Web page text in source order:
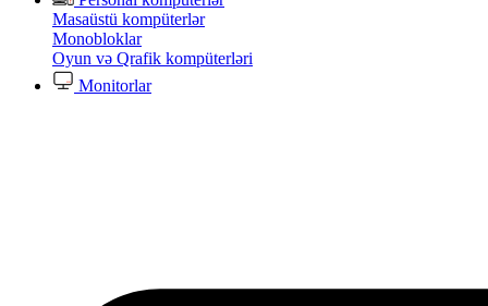
Masaüstü kompüterlər
Monobloklar
Oyun və Qrafik kompüterləri
Monitorlar